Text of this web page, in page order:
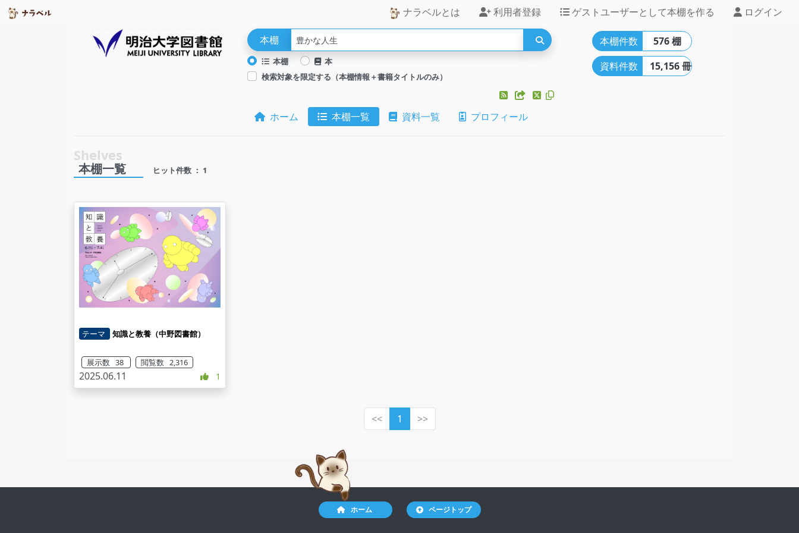
ナラベルとは 利用者登録 ゲストユーザーとして本棚を作る ログイン
本棚
本棚
本
検索対象を限定する（本棚情報＋書籍タイトルのみ）
ホーム 本棚一覧 資料一覧 プロフィール
本棚件数
576 棚
資料件数
15,156 冊
本棚一覧 ヒット件数 ： 1
テーマ 知識と教養（中野図書館）
展示数 38 閲覧数 2,316
2025.06.11 1
<< 1 >>
ホーム ページトップ